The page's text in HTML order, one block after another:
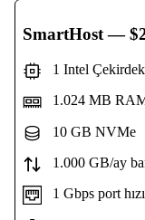
SmartHost—
1 Intel
1.024 MB
10 GB NVMe
1.000 GB/ay
1 Gbps port hızı